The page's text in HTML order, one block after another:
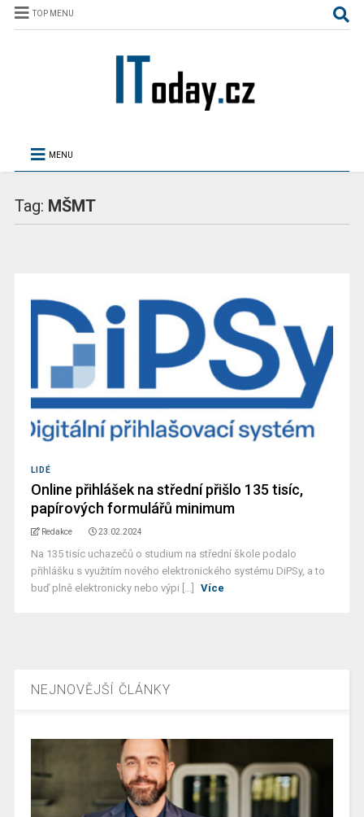
TOP MENU
MENU
Tag: MŠMT
LIDÉ
Online přihlášek na střední přišlo 135 tisíc,
papírových formulářů minimum
Redakce 23.02.2024
Na 135 tisíc uchazečů o studium na střední škole podalo
přihlášku s využitím nového elektronického systému DiPSy, a to
buď plně elektronicky nebo výpi [...]
Více
NEJNOVĚJŠÍ ČLÁNKY